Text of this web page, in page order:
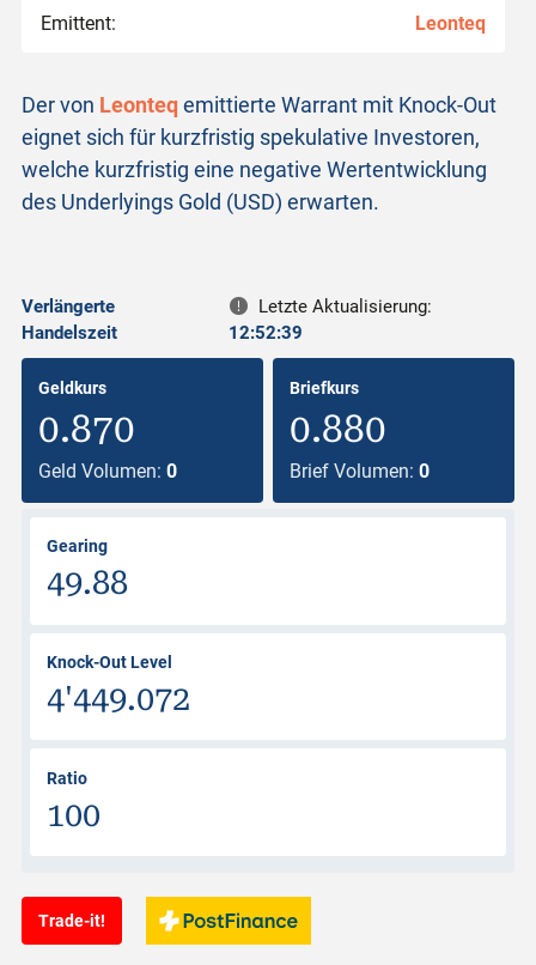
Emittent: Leonteq
Der von Leonteqemittierte Warrant mit Knock-Out
eignet sich für kurzfristig spekulative Investoren,
welche kurzfristig eine negative Wertentwicklung
des Underlyings Gold (USD) erwarten.
Verlängerte
Handelszeit
Letzte Aktualisierung:
12:52:39
Geldkurs
0.870
Geld Volumen: 0
Briefkurs
0.880
Brief Volumen: 0
Gearing
49.88
Knock-Out Level
4'449.072
Ratio
100
Trade-it!